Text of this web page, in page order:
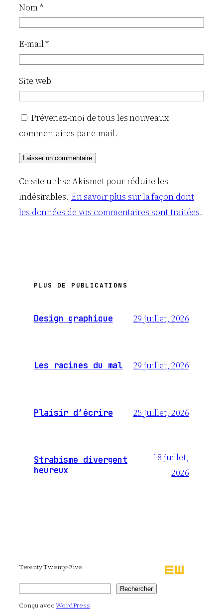
Nom*
E-mail*
Site web
Prévenez-moi de tous les nouveaux
commentaires par e-mail.
Ce site utilise Akismet pour réduire les
indésirables. En savoir plus sur la façon dont
les données de vos commentaires sont traitées.
PLUS DE PUBLICATIONS
Design graphique 29 juillet, 2026
Les racines du mal 29 juillet, 2026
Plaisir d’écrire 25 juillet, 2026
Strabisme divergent
heureux
18 juillet,
2026
Twenty Twenty-Five
Rechercher
Conçu avecWordPress